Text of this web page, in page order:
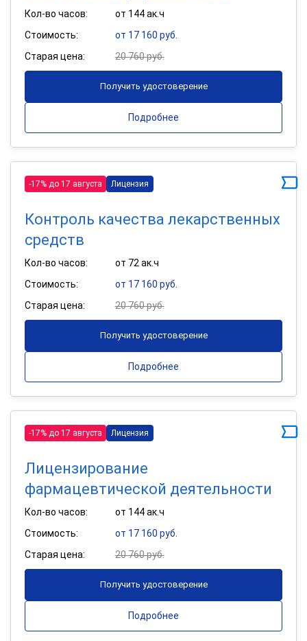
Кол-во часов:
от 144 ак.ч
Стоимость:
от 17 160 руб.
Старая цена:
20 760 руб.
Получить удостоверение
Подробнее
-17% до 17 августа Лицензия
Контроль качества лекарственных
средств
Кол-во часов:
от 72 ак.ч
Стоимость:
от 17 160 руб.
Старая цена:
20 760 руб.
Получить удостоверение
Подробнее
-17% до 17 августа Лицензия
Лицензирование
фармацевтической деятельности
Кол-во часов:
от 144 ак.ч
Стоимость:
от 17 160 руб.
Старая цена:
20 760 руб.
Получить удостоверение
Подробнее